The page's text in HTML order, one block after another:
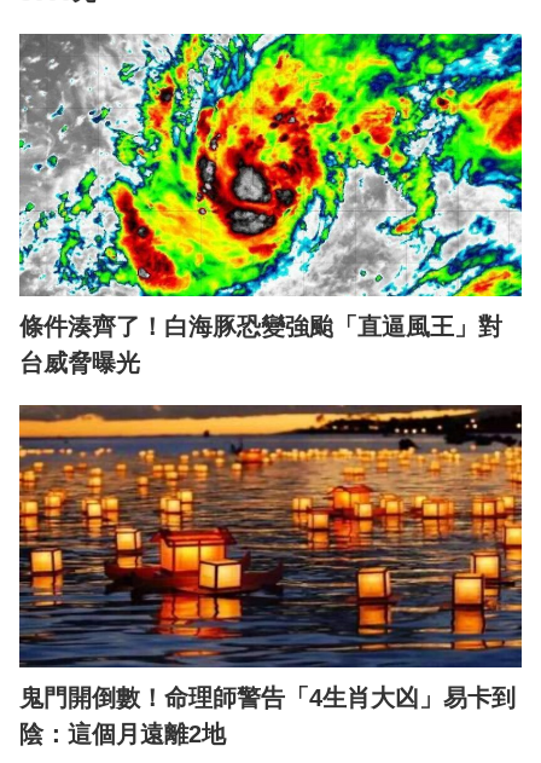
條件湊齊了！白海豚恐變強颱「直逼風王」對
台威脅曝光
鬼門開倒數！命理師警告「4生肖大凶」易卡到
陰：這個月遠離2地